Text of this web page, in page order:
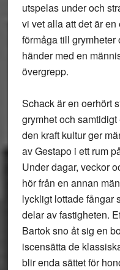
utspelas under och
vi vet alla att det är
förmåga till
händer med en
övergrepp.
Schack är en oerhört
grymhet och
den kraft kultur ger
av Gestapo i ett rum
Under dagar, veckor
hör från en annan
lyckligt lottade fångar
delar av fastigheten.
Bartok sno åt sig en
iscensätta de
blir enda sättet för